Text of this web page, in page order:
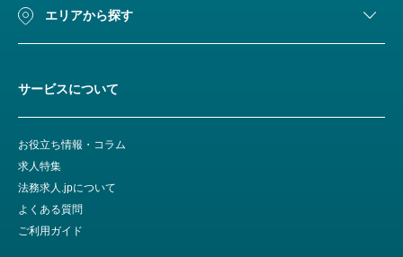
エリアから探す
サービスについて
お役立ち情報・コラム
求人特集
法務求人.jpについて
よくある質問
ご利用ガイド